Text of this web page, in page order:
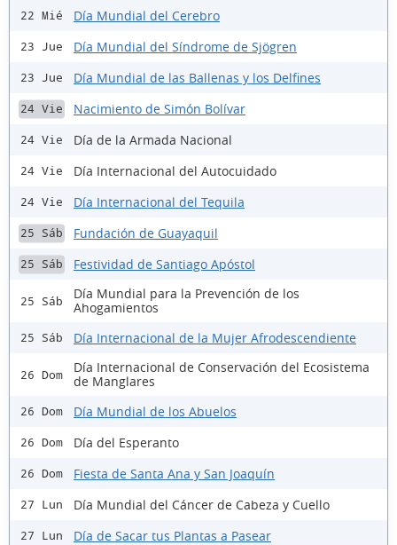
22 Mié Día Mundial del Cerebro
23 Jue Día Mundial del Síndrome de Sjögren
23 Jue Día Mundial de las Ballenas y los Delfines
24 Vie Nacimiento de Simón Bolívar
24 Vie Día de la Armada Nacional
24 Vie Día Internacional del Autocuidado
24 Vie Día Internacional del Tequila
25 Sáb Fundación de Guayaquil
25 Sáb Festividad de Santiago Apóstol
25 Sáb
Día Mundial para la Prevención de los
Ahogamientos
25 Sáb Día Internacional de la Mujer Afrodescendiente
26 Dom
Día Internacional de Conservación del Ecosistema
de Manglares
26 Dom Día Mundial de los Abuelos
26 Dom Día del Esperanto
26 Dom Fiesta de Santa Ana y San Joaquín
27 Lun Día Mundial del Cáncer de Cabeza y Cuello
27 Lun Día de Sacar tus Plantas a Pasear